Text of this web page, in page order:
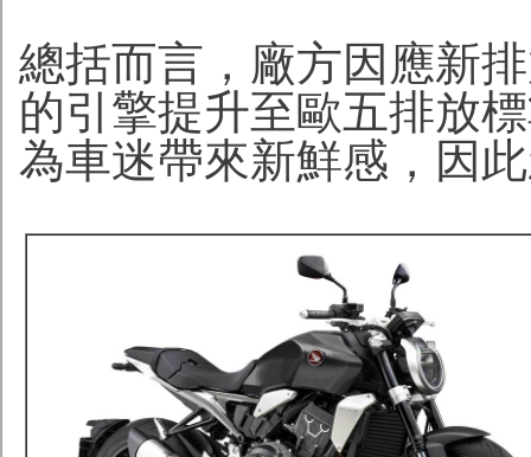
總括而言，廠方因應新
的引擎提升至歐五排放
為車迷帶來新鮮感，因